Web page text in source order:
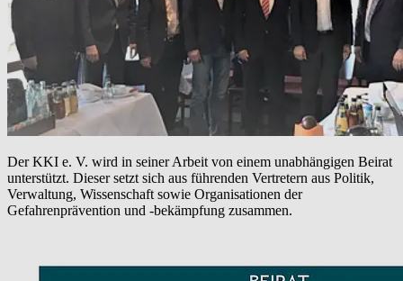
Der KKI e. V. wird in seiner Arbeit von einem unabhängigen Beirat
unterstützt. Dieser setzt sich aus führenden Vertretern aus Politik,
Verwaltung, Wissenschaft sowie Organisationen der
Gefahrenprävention und -bekämpfung zusammen.